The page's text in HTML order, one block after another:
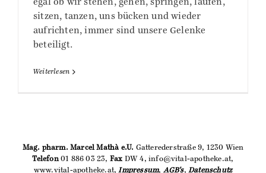
sitzen, tanzen, uns bücken und wieder
aufrichten, immer sind unsere Gelenke
beteiligt.
Weiterlesen
Mag. pharm. Marcel Mathà e.U. Gatterederstraße 9, 1230 Wien
Telefon01 886 03 23, FaxDW 4, info@vital-apotheke.at,
www.vital-apotheke.at,Impressum, AGB's,Datenschutz